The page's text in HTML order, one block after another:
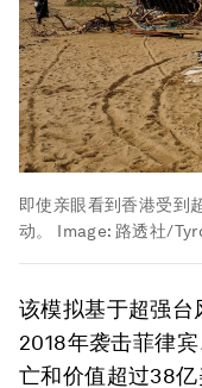
即使亲眼看到香港受到
动。
Image: 路透社/
该模拟基于超强台
2018年袭击菲律
亡和价值超过38亿